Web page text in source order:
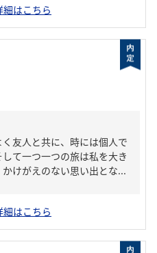
はこちら
友人と共に、時には個人で
て一つ一つの旅は私を大き
けがえのない思い出とな...
はこちら